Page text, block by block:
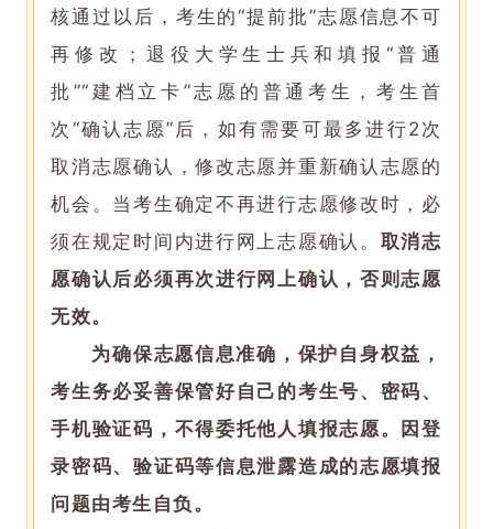
核通过以后，考生的“提前批”志愿信息不可
再修改；退役大学生士兵和填报“普通
批”“建档立卡”志愿的普通考生，考生首
次“确认志愿”后，如有需要可最多进行2次
取消志愿确认，修改志愿并重新确认志愿的
机会。当考生确定不再进行志愿修改时，必
须在规定时间内进行网上志愿确认。 取消志
愿确认后必须再次进行网上确认，否则志愿
无效。
为确保志愿信息准确，保护自身权益，
考生务必妥善保管好自己的考生号、密码、
手机验证码，不得委托他人填报志愿。因登
录密码、验证码等信息泄露造成的志愿填报
问题由考生自负。